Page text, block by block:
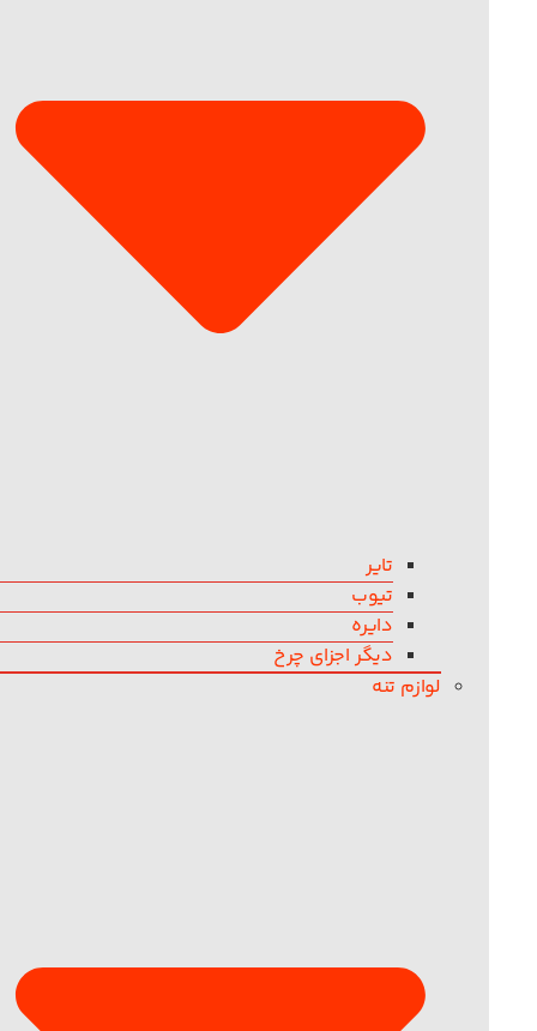
تایر
تیوب
دایره
دیگر اجزای چرخ
لوازم تنه